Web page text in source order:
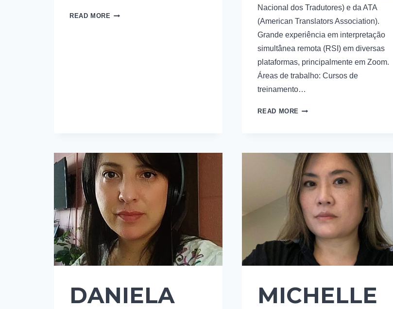
READ MORE
Nacional dos Tradutores) e da ATA
(American Translators Association).
Grande experiência em interpretação
simultânea remota (RSI) em diversas
plataformas, principalmente em Zoom.
Áreas de trabalho: Cursos de
treinamento…
READ MORE
DANIELA
MICHELLE